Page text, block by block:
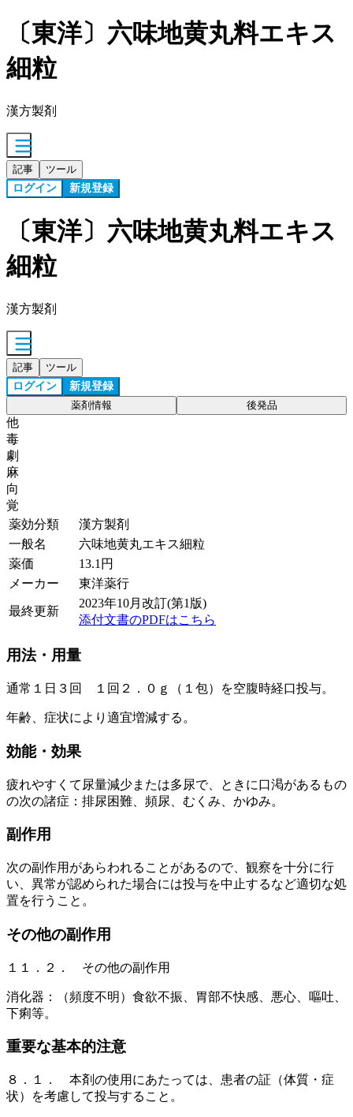
〔東洋〕六味地黄丸料エキス
細粒
漢方製剤
記事 ツール
ログイン 新規登録
〔東洋〕六味地黄丸料エキス
細粒
漢方製剤
記事 ツール
ログイン 新規登録
薬剤情報 後発品
他
毒
劇
麻
向
覚
薬効分類
漢方製剤
一般名
六味地黄丸エキス細粒
薬価
13.1 円
メーカー
東洋薬行
最終更新
2023年10月改訂(第1版)
添付文書のPDFはこちら
用法・用量
通常１日３回 １回２．０ｇ（１包）を空腹時経口投与。
年齢、症状により適宜増減する。
効能・効果
疲れやすくて尿量減少または多尿で、ときに口渇があるもの
の次の諸症：排尿困難、頻尿、むくみ、かゆみ。
副作用
次の副作用があらわれることがあるので、観察を十分に行
い、異常が認められた場合には投与を中止するなど適切な処
置を行うこと。
その他の副作用
１１．２． その他の副作用
消化器：（頻度不明）食欲不振、胃部不快感、悪心、嘔吐、
下痢等。
重要な基本的注意
８．１． 本剤の使用にあたっては、患者の証（体質・症
状）を考慮して投与すること。